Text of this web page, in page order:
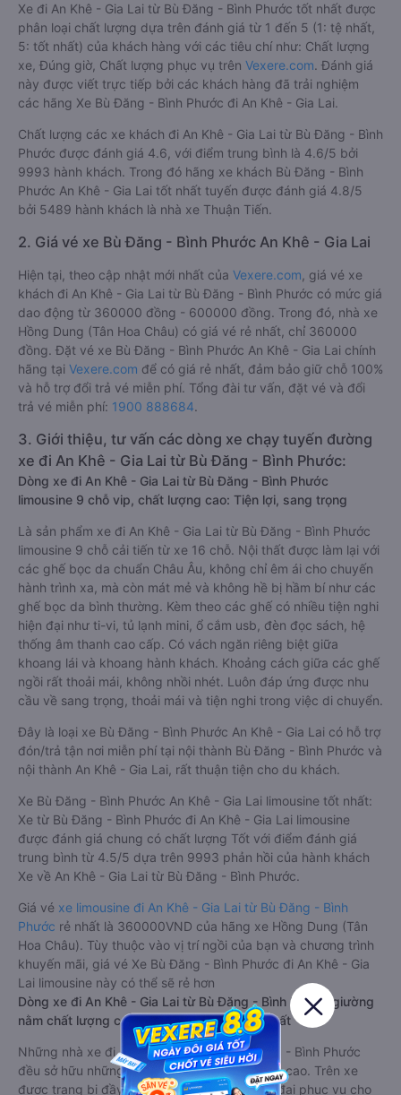
Xe đi An Khê - Gia Lai từ Bù Đăng - Bình Phước tốt nhất được
phân loại chất lượng dựa trên đánh giá từ 1 đến 5 (1: tệ nhất,
5: tốt nhất) của khách hàng với các tiêu chí như: Chất lượng
xe, Đúng giờ, Chất lượng phục vụ trên Vexere.com. Đánh giá
này được viết trực tiếp bởi các khách hàng đã trải nghiệm
các hãng Xe Bù Đăng - Bình Phước đi An Khê - Gia Lai.
Chất lượng các xe khách đi An Khê - Gia Lai từ Bù Đăng - Bình
Phước được đánh giá 4.6, với điểm trung bình là 4.6/5 bởi
9993 hành khách. Trong đó hãng xe khách Bù Đăng - Bình
Phước An Khê - Gia Lai tốt nhất tuyến được đánh giá 4.8/5
bởi 5489 hành khách là nhà xe Thuận Tiến.
2. Giá vé xe Bù Đăng - Bình Phước An Khê - Gia Lai
Hiện tại, theo cập nhật mới nhất của Vexere.com , giá vé xe
khách đi An Khê - Gia Lai từ Bù Đăng - Bình Phước có mức giá
dao động từ 360000 đồng - 600000 đồng. Trong đó, nhà xe
Hồng Dung (Tân Hoa Châu) có giá vé rẻ nhất, chỉ 360000
đồng. Đặt vé xe Bù Đăng - Bình Phước An Khê - Gia Lai chính
hãng tại Vexere.com để có giá rẻ nhất, đảm bảo giữ chỗ 100%
và hỗ trợ đổi trả vé miễn phí. Tổng đài tư vấn, đặt vé và đổi
trả vé miễn phí: 1900 888684.
3. Giới thiệu, tư vấn các dòng xe chạy tuyến đường
xe đi An Khê - Gia Lai từ Bù Đăng - Bình Phước:
Dòng xe đi An Khê - Gia Lai từ Bù Đăng - Bình Phước
limousine 9 chỗ vip, chất lượng cao: Tiện lợi, sang trọng
Là sản phẩm xe đi An Khê - Gia Lai từ Bù Đăng - Bình Phước
limousine 9 chỗ cải tiến từ xe 16 chỗ. Nội thất được làm lại với
các ghế bọc da chuẩn Châu Âu, không chỉ êm ái cho chuyến
hành trình xa, mà còn mát mẻ và không hề bị hầm bí như các
ghế bọc da bình thường. Kèm theo các ghế có nhiều tiện nghi
hiện đại như ti-vi, tủ lạnh mini, ổ cắm usb, đèn đọc sách, hệ
thống âm thanh cao cấp. Có vách ngăn riêng biệt giữa
khoang lái và khoang hành khách. Khoảng cách giữa các ghế
ngồi rất thoải mái, không nhồi nhét. Luôn đáp ứng được nhu
cầu về sang trọng, thoải mái và tiện nghi trong việc di chuyển.
Đây là loại xe Bù Đăng - Bình Phước An Khê - Gia Lai có hỗ trợ
đón/trả tận nơi miễn phí tại nội thành Bù Đăng - Bình Phước và
nội thành An Khê - Gia Lai, rất thuận tiện cho du khách.
Xe Bù Đăng - Bình Phước An Khê - Gia Lai limousine tốt nhất:
Xe từ Bù Đăng - Bình Phước đi An Khê - Gia Lai limousine
được đánh giá chung có chất lượng Tốt với điểm đánh giá
trung bình từ 4.5/5 dựa trên 9993 phản hồi của hành khách
Xe về An Khê - Gia Lai từ Bù Đăng - Bình Phước.
Giá vé xe limousine đi An Khê - Gia Lai từ Bù Đăng - Bình
Phước rẻ nhất là 360000VND của hãng xe Hồng Dung (Tân
Hoa Châu). Tùy thuộc vào vị trí ngồi của bạn và chương trình
khuyến mãi, giá vé Xe Bù Đăng - Bình Phước đi An Khê - Gia
Lai limousine này có thể sẽ rẻ hơn
Dòng xe đi An Khê - Gia Lai từ Bù Đăng - Bình Phước giường
nằm chất lượng cao: Thoải mái, giá cả tốt nhất
Những nhà xe đi An Khê - Gia Lai từ Bù Đăng - Bình Phước
đều sở hữu những xe giường nằm chất lượng cao. Trên xe
được trang bị đầy đủ các trang thiết bị hiện đại phục vụ cho